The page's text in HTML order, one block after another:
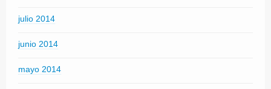
julio 2014
junio 2014
mayo 2014